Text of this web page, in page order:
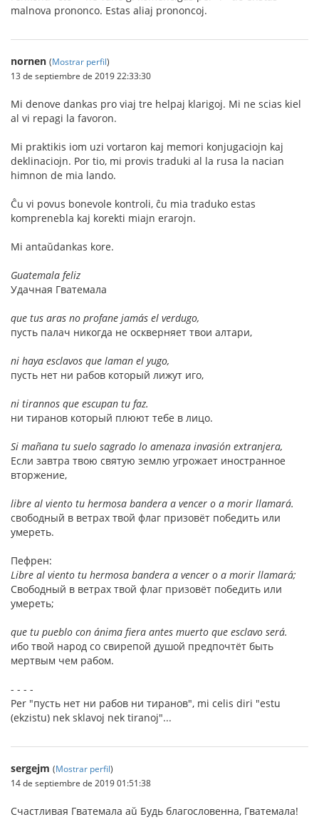
malnova prononco. Estas aliaj prononcoj.
nornen (Mostrar perfil)
13 de septiembre de 2019 22:33:30
Mi denove dankas pro viaj tre helpaj klarigoj. Mi ne scias kiel
al vi repagi la favoron.
Mi praktikis iom uzi vortaron kaj memori konjugaciojn kaj
deklinaciojn. Por tio, mi provis traduki al la rusa la nacian
himnon de mia lando.
Ĉu vi povus bonevole kontroli, ĉu mia traduko estas
komprenebla kaj korekti miajn erarojn.
Mi antaŭdankas kore.
Guatemala feliz
Удачная Гватемала
que tus aras no profane jamás el verdugo,
пусть палач никогда не оскверняет твои алтари,
ni haya esclavos que laman el yugo,
пусть нет ни рабов который лижут иго,
ni tirannos que escupan tu faz.
ни тиранов который плюют тебе в лицо.
Si mañana tu suelo sagrado lo amenaza invasión extranjera,
Если завтра твою святую землю угрожает иностранное
вторжение,
libre al viento tu hermosa bandera a vencer o a morir llamará.
свободный в ветрах твой флаг призовёт победить или
умереть.
Пефрен:
Libre al viento tu hermosa bandera a vencer o a morir llamará;
Свободный в ветрах твой флаг призовёт победить или
умереть;
que tu pueblo con ánima fiera antes muerto que esclavo será.
ибо твой народ со свирепой душой предпочтёт быть
мертвым чем рабом.
- - - -
Per "пусть нет ни рабов ни тиранов", mi celis diri "estu
(ekzistu) nek sklavoj nek tiranoj"...
sergejm (Mostrar perfil)
14 de septiembre de 2019 01:51:38
Счастливая Гватемала aŭ Будь благословенна, Гватемала!